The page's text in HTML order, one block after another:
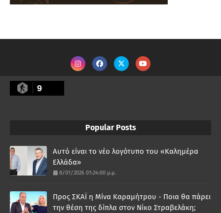
9
Popular Posts
Αυτό είναι το νέο λογότυπο του «Καλημέρα
Ελλάδα»
8/01/2026 01:24:00 μ.μ.
Προς ΣΚΑΪ η Μίνα Καραμήτρου - Ποια θα πάρει
την θέση της δίπλα στον Νίκο Στραβελάκη;